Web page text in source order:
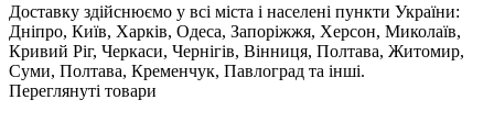
Доставку здійснюємо у всі міста і населені пункти України:
Дніпро, Київ, Харків, Одеса, Запоріжжя, Херсон, Миколаїв,
Кривий Ріг, Черкаси, Чернігів, Вінниця, Полтава, Житомир,
Суми, Полтава, Кременчук, Павлоград та інші.
Переглянуті товари